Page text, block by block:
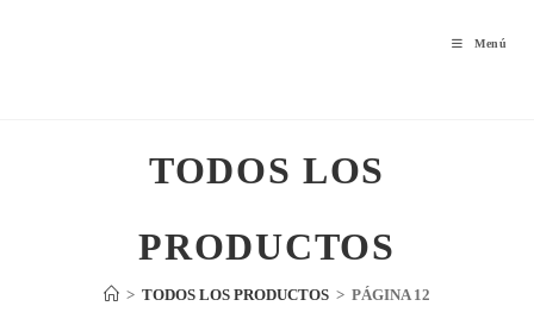
Menú
TODOS LOS
PRODUCTOS
> TODOS LOS PRODUCTOS > PÁGINA 12